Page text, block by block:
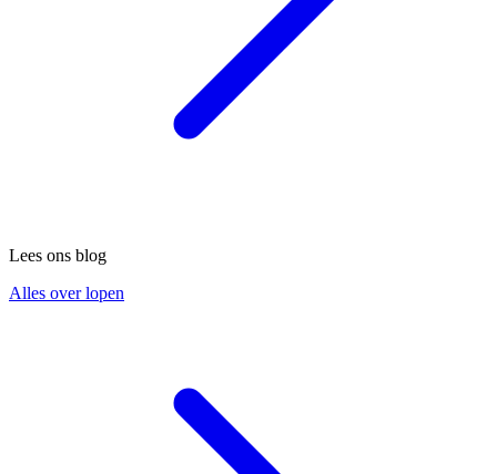
Lees ons blog
Alles over lopen